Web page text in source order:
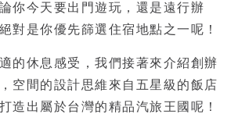
你今天要出門遊玩，還是遠行辦
對是你優先篩選住宿地點之一呢！
的休息感受，我們接著來介紹創辦
空間的設計思維來自五星級的飯店
造出屬於台灣的精品汽旅王國呢！